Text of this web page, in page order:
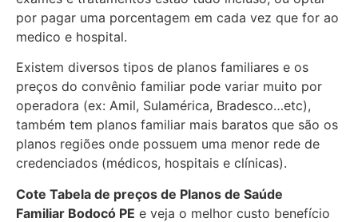
por pagar uma porcentagem em cada vez que for ao
medico e hospital.
Existem diversos tipos de planos familiares e os
preços do convênio familiar pode variar muito por
operadora (ex: Amil, Sulamérica, Bradesco…etc),
também tem planos familiar mais baratos que são os
planos regiões onde possuem uma menor rede de
credenciados (médicos, hospitais e clínicas).
Cote Tabela de preços de Planos de Saúde
Familiar Bodocó PE e veja o melhor custo benefício